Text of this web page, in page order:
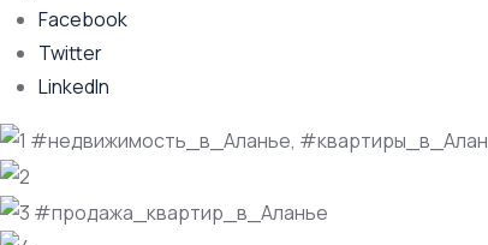
Facebook
Twitter
LinkedIn